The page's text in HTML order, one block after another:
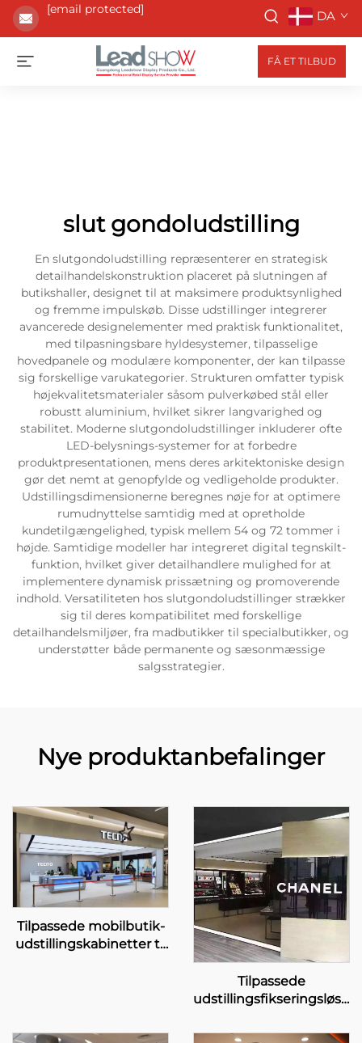
[email protected] DA
FÅ ET TILBUD
slut gondoludstilling
En slutgondoludstilling repræsenterer en strategisk
detailhandelskonstruktion placeret på slutningen af
butikshaller, designet til at maksimere produktsynlighed
og fremme impulskøb. Disse udstillinger integrerer
avancerede designelementer med praktisk funktionalitet,
med tilpasningsbare hyldesystemer, tilpasselige
hovedpanele og modulære komponenter, der kan tilpasse
sig forskellige varukategorier. Strukturen omfatter typisk
højekvalitetsmaterialer såsom pulverkøbed stål eller
robustt aluminium, hvilket sikrer langvarighed og
stabilitet. Moderne slutgondoludstillinger inkluderer ofte
LED-belysnings-systemer for at forbedre
produktpresentationen, mens deres arkitektoniske design
gør det nemt at genopfylde og vedligeholde produkter.
Udstillingsdimensionerne beregnes nøje for at optimere
rumudnyttelse samtidig med at opretholde
kundetilgængelighed, typisk mellem 54 og 72 tommer i
højde. Samtidige modeller har integreret digital tegnskilt-
funktion, hvilket giver detailhandlere mulighed for at
implementere dynamisk prissætning og promoverende
indhold. Versatiliteten hos slutgondoludstillinger strækker
sig til deres kompatibilitet med forskellige
detailhandelsmiljøer, fra madbutikker til specialbutikker, og
understøtter både permanente og sæsonmæssige
salgsstrategier.
Nye produktanbefalinger
Tilpassede mobilbutik-
udstillingskabinetter til
Tilpassede